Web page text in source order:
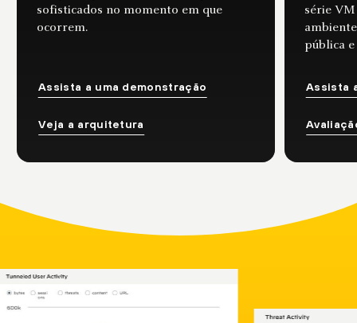
sofisticados no momento em que
ocorrem.
Assista a uma demonstração
Veja a arquitetura
série
pública
Assista